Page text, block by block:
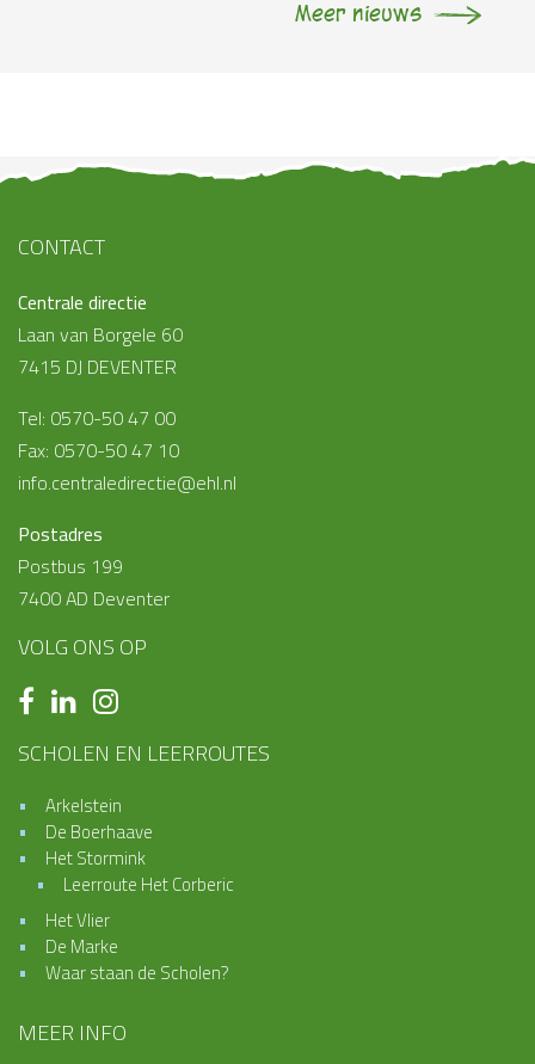
Meer nieuws
CONTACT
Centrale directie
Laan van Borgele 60
7415 DJ DEVENTER
Tel: 0570-50 47 00
Fax: 0570-50 47 10
info.centraledirectie@ehl.nl
Postadres
Postbus 199
7400 AD Deventer
VOLG ONS OP
SCHOLEN EN LEERROUTES
Arkelstein
De Boerhaave
Het Stormink
Leerroute Het Corberic
Het Vlier
De Marke
Waar staan de Scholen?
MEER INFO